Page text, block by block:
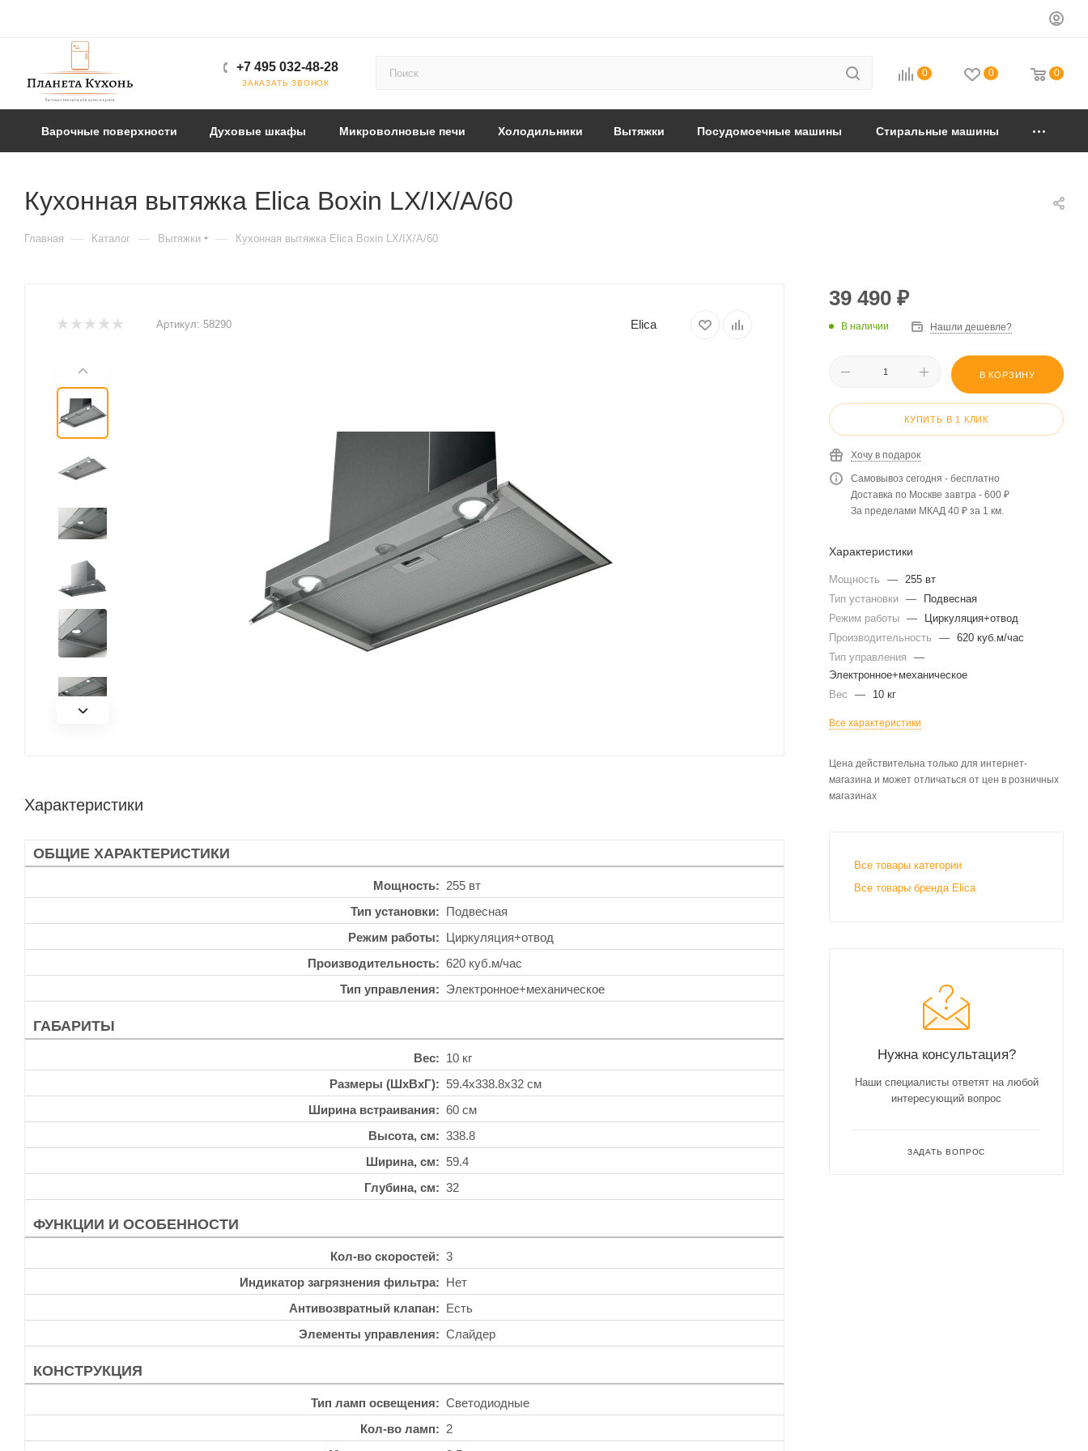
+7 495 032-48-28
ЗАКАЗАТЬ ЗВОНОК
0 0 0
Варочные поверхности Духовые шкафы Микроволновые печи Холодильники Вытяжки Посудомоечные машины Стиральные машины
Кухонная вытяжка Elica Boxin LX/IX/A/60
Главная — Каталог — Вытяжки — Кухонная вытяжка Elica Boxin LX/IX/A/60
Артикул: 58290 Elica
Характеристики
ОБЩИЕ ХАРАКТЕРИСТИКИ
Мощность
255 вт
Тип установки
Подвесная
Режим работы
Циркуляция+отвод
Производительность
620 куб.м/час
Тип управления
Электронное+механическое
ГАБАРИТЫ
Вес
10 кг
Размеры (ШхВхГ)
59.4x338.8x32 см
Ширина встраивания
60 см
Высота, см
338.8
Ширина, см
59.4
Глубина, см
32
ФУНКЦИИ И ОСОБЕННОСТИ
Кол-во скоростей
3
Индикатор загрязнения фильтра
Нет
Антивозвратный клапан
Есть
Элементы управления
Слайдер
КОНСТРУКЦИЯ
Тип ламп освещения
Светодиодные
Кол-во ламп
2
39 490 ₽
В наличии Нашли дешевле?
В КОРЗИНУ
КУПИТЬ В 1 КЛИК
Хочу в подарок
Самовывоз сегодня - бесплатно
Доставка по Москве завтра - 600 ₽
За пределами МКАД 40 ₽ за 1 км.
Характеристики
Мощность —
255 вт
Тип установки —
Подвесная
Режим работы —
Циркуляция+отвод
Производительность
— 620 куб.м/час
Тип управления
—
Электронное+механическое
Вес
— 10 кг
Все характеристики
Цена действительна только для интернет-
магазина и может отличаться от цен в розничных
магазинах
Все товары категории
Все товары бренда Elica
Нужна консультация?
Наши специалисты ответят на любой
интересующий вопрос
ЗАДАТЬ ВОПРОС